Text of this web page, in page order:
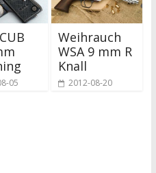
05
Weihrauch
WSA 9 mm R
Knall
2012-08-20